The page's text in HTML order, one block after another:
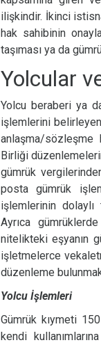
ilişkindir. İkinci
hak sahibinin
taşıması ya da
Yolcular
Yolcu beraberi ya
işlemlerini belirleyen
anlaşma/sözleşme
Birliği
gümrük
posta gümrük
işlemlerinin dolaylı
Ayrıca
nitelikteki eşyanın
işletmelerce
düzenleme
Yolcu İşlemleri
Gümrük kıymeti
kendi